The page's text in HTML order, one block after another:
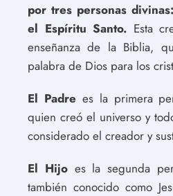
por tres personas
el Espíritu Santo. Esta
enseñanza de la Biblia,
palabra de Dios para los
El Padre es la primera
quien creó el universo y
considerado el creador y
El Hijoes la segunda
también conocido como